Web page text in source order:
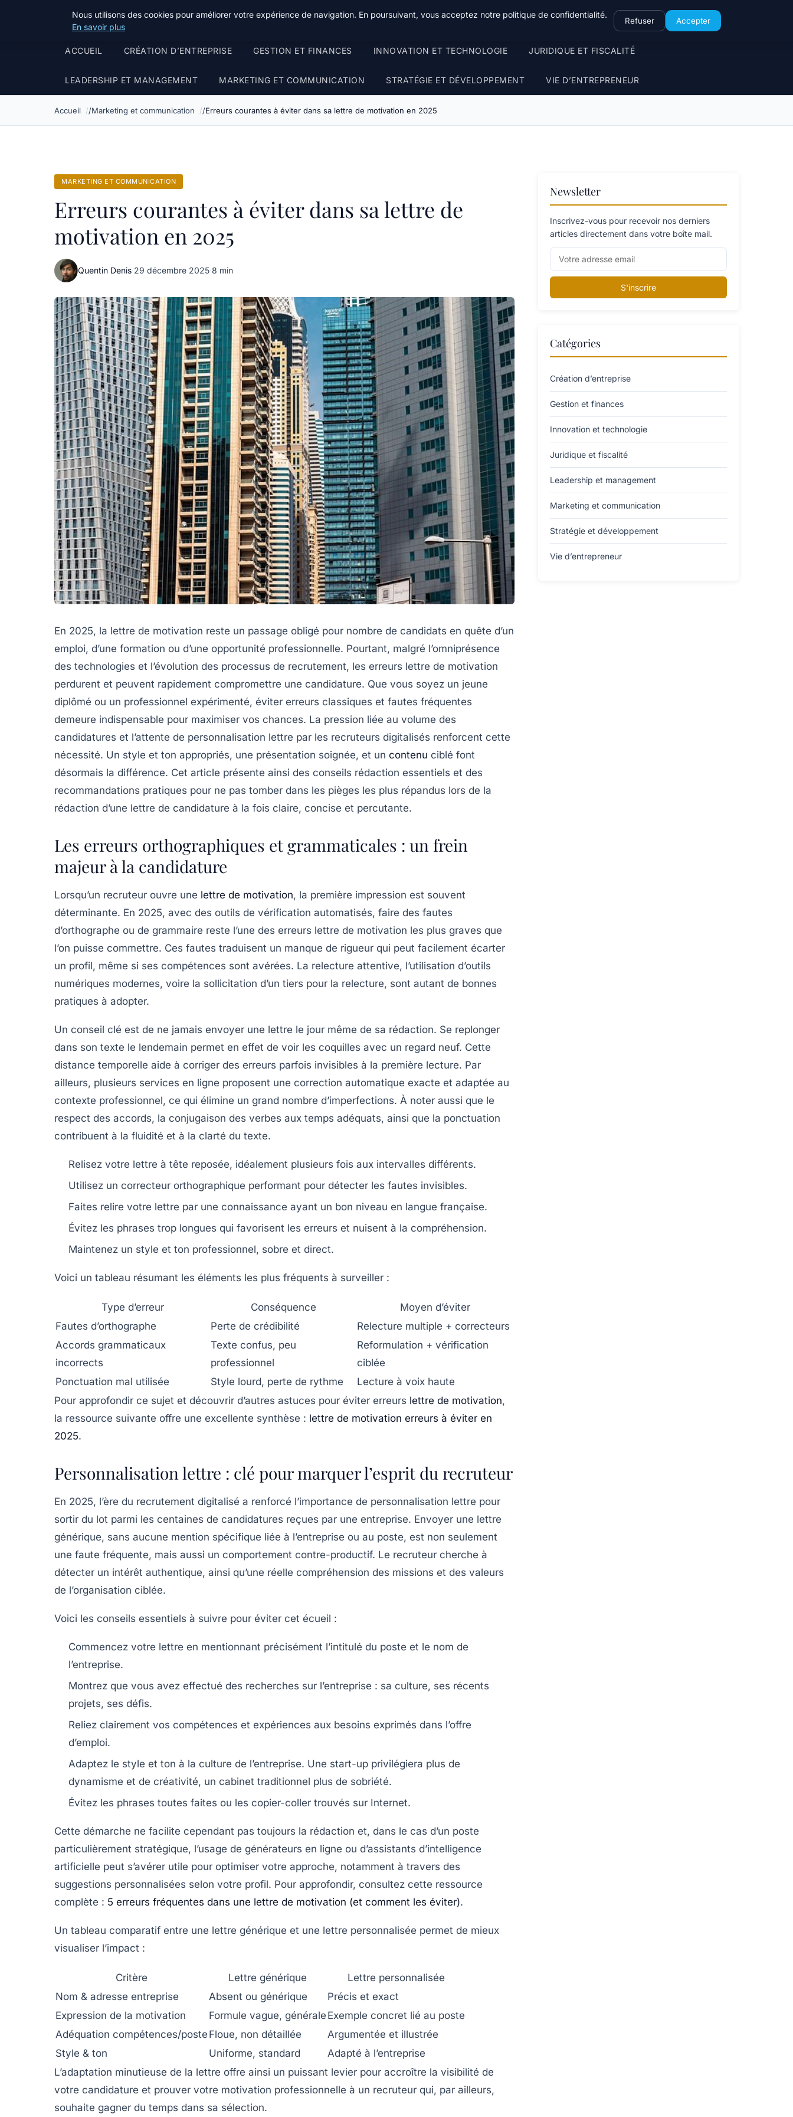
Travail Saisonnier
ACCUEIL CRÉATION D’ENTREPRISE GESTION ET FINANCES INNOVATION ET TECHNOLOGIE JURIDIQUE ET FISCALITÉ
LEADERSHIP ET MANAGEMENT MARKETING ET COMMUNICATION STRATÉGIE ET DÉVELOPPEMENT VIE D’ENTREPRENEUR
Accueil Marketing et communication Erreurs courantes à éviter dans sa lettre de motivation en 2025
MARKETING ET COMMUNICATION
Erreurs courantes à éviter dans sa lettre de
motivation en 2025
Quentin Denis·29 décembre 2025·8 min
En 2025, la lettre de motivation reste un passage obligé pour nombre de candidats en quête d’un
emploi, d’une formation ou d’une opportunité professionnelle. Pourtant, malgré l’omniprésence
des technologies et l’évolution des processus de recrutement, les erreurs lettre de motivation
perdurent et peuvent rapidement compromettre une candidature. Que vous soyez un jeune
diplômé ou un professionnel expérimenté, éviter erreurs classiques et fautes fréquentes
demeure indispensable pour maximiser vos chances. La pression liée au volume des
candidatures et l’attente de personnalisation lettre par les recruteurs digitalisés renforcent cette
nécessité. Un style et ton appropriés, une présentation soignée, et un contenu ciblé font
désormais la différence. Cet article présente ainsi des conseils rédaction essentiels et des
recommandations pratiques pour ne pas tomber dans les pièges les plus répandus lors de la
rédaction d’une lettre de candidature à la fois claire, concise et percutante.
Les erreurs orthographiques et grammaticales : un frein
majeur à la candidature
Lorsqu’un recruteur ouvre une lettre de motivation, la première impression est souvent
déterminante. En 2025, avec des outils de vérification automatisés, faire des fautes
d’orthographe ou de grammaire reste l’une des erreurs lettre de motivation les plus graves que
l’on puisse commettre. Ces fautes traduisent un manque de rigueur qui peut facilement écarter
un profil, même si ses compétences sont avérées. La relecture attentive, l’utilisation d’outils
numériques modernes, voire la sollicitation d’un tiers pour la relecture, sont autant de bonnes
pratiques à adopter.
Un conseil clé est de ne jamais envoyer une lettre le jour même de sa rédaction. Se replonger
dans son texte le lendemain permet en effet de voir les coquilles avec un regard neuf. Cette
distance temporelle aide à corriger des erreurs parfois invisibles à la première lecture. Par
ailleurs, plusieurs services en ligne proposent une correction automatique exacte et adaptée au
contexte professionnel, ce qui élimine un grand nombre d’imperfections. À noter aussi que le
respect des accords, la conjugaison des verbes aux temps adéquats, ainsi que la ponctuation
contribuent à la fluidité et à la clarté du texte.
Relisez votre lettre à tête reposée, idéalement plusieurs fois aux intervalles différents.
Utilisez un correcteur orthographique performant pour détecter les fautes invisibles.
Faites relire votre lettre par une connaissance ayant un bon niveau en langue française.
Évitez les phrases trop longues qui favorisent les erreurs et nuisent à la compréhension.
Maintenez un style et ton professionnel, sobre et direct.
Voici un tableau résumant les éléments les plus fréquents à surveiller :
Type d’erreur Conséquence
Moyen d’éviter
Fautes d’orthographe
Perte de crédibilité
Relecture multiple + correcteurs
Accords grammaticaux
incorrects
Texte confus, peu
professionnel
Reformulation + vérification
ciblée
Ponctuation mal utilisée
Style lourd, perte de rythme
Lecture à voix haute
Pour approfondir ce sujet et découvrir d’autres astuces pour éviter erreurs lettre de motivation,
la ressource suivante offre une excellente synthèse : lettre de motivation erreurs à éviter en
2025.
Personnalisation lettre : clé pour marquer l’esprit du recruteur
En 2025, l’ère du recrutement digitalisé a renforcé l’importance de personnalisation lettre pour
sortir du lot parmi les centaines de candidatures reçues par une entreprise. Envoyer une lettre
générique, sans aucune mention spécifique liée à l’entreprise ou au poste, est non seulement
une faute fréquente, mais aussi un comportement contre-productif. Le recruteur cherche à
détecter un intérêt authentique, ainsi qu’une réelle compréhension des missions et des valeurs
de l’organisation ciblée.
Voici les conseils essentiels à suivre pour éviter cet écueil :
Commencez votre lettre en mentionnant précisément l’intitulé du poste et le nom de
l’entreprise.
Montrez que vous avez effectué des recherches sur l’entreprise : sa culture, ses récents
projets, ses défis.
Reliez clairement vos compétences et expériences aux besoins exprimés dans l’offre
d’emploi.
Adaptez le style et ton à la culture de l’entreprise. Une start-up privilégiera plus de
dynamisme et de créativité, un cabinet traditionnel plus de sobriété.
Évitez les phrases toutes faites ou les copier-coller trouvés sur Internet.
Cette démarche ne facilite cependant pas toujours la rédaction et, dans le cas d’un poste
particulièrement stratégique, l’usage de générateurs en ligne ou d’assistants d’intelligence
artificielle peut s’avérer utile pour optimiser votre approche, notamment à travers des
suggestions personnalisées selon votre profil. Pour approfondir, consultez cette ressource
complète : 5 erreurs fréquentes dans une lettre de motivation (et comment les éviter).
Un tableau comparatif entre une lettre générique et une lettre personnalisée permet de mieux
visualiser l’impact :
Critère Lettre générique
Lettre personnalisée
Nom & adresse entreprise
Absent ou générique
Précis et exact
Expression de la motivation
Formule vague, générale Exemple concret lié au poste
Adéquation compétences/poste Floue, non détaillée
Argumentée et illustrée
Style & ton
Uniforme, standard
Adapté à l’entreprise
L’adaptation minutieuse de la lettre offre ainsi un puissant levier pour accroître la visibilité de
votre candidature et prouver votre motivation professionnelle à un recruteur qui, par ailleurs,
souhaite gagner du temps dans sa sélection.
Newsletter
Inscrivez-vous pour recevoir nos derniers
articles directement dans votre boîte mail.
S'inscrire
Catégories
Création d’entreprise
Gestion et finances
Innovation et technologie
Juridique et fiscalité
Leadership et management
Marketing et communication
Stratégie et développement
Vie d’entrepreneur
Nous utilisons des cookies pour améliorer votre expérience de navigation. En poursuivant, vous acceptez notre politique de confidentialité.
En savoir plus
Refuser Accepter